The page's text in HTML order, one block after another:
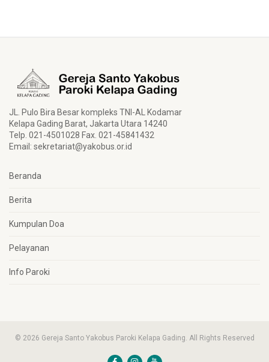
JL. Pulo Bira Besar kompleks TNI-AL Kodamar
Kelapa Gading Barat, Jakarta Utara 14240
Telp. 021-4501028 Fax. 021-45841432
Email: sekretariat@yakobus.or.id
Beranda
Berita
Kumpulan Doa
Pelayanan
Info Paroki
© 2026 Gereja Santo Yakobus Paroki Kelapa Gading. All Rights Reserved